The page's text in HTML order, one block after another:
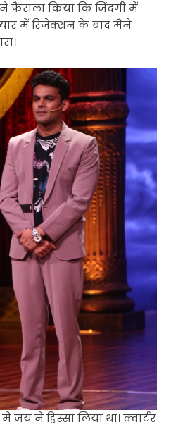
फैसला किया कि जिंदगी में
में रिजेक्शन के बाद मैंने
जय ने हिस्सा लिया था। क्वार्टर